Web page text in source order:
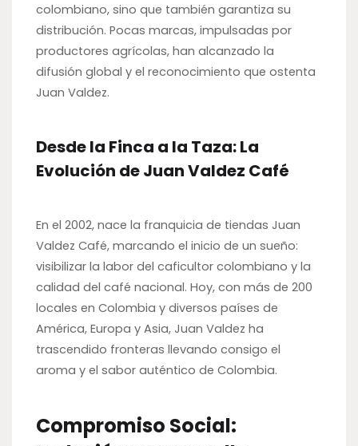
colombiano, sino que también garantiza su
distribución. Pocas marcas, impulsadas por
productores agrícolas, han alcanzado la
difusión global y el reconocimiento que ostenta
Juan Valdez.
Desde la Finca a la Taza: La
Evolución de Juan Valdez Café
En el 2002, nace la franquicia de tiendas Juan
Valdez Café, marcando el inicio de un sueño:
visibilizar la labor del caficultor colombiano y la
calidad del café nacional. Hoy, con más de 200
locales en Colombia y diversos países de
América, Europa y Asia, Juan Valdez ha
trascendido fronteras llevando consigo el
aroma y el sabor auténtico de Colombia.
Compromiso Social: